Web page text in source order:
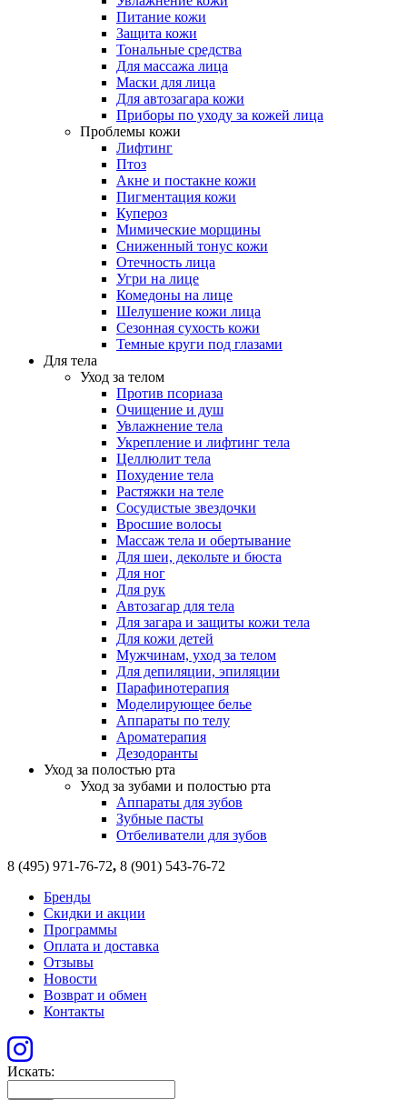
Питание кожи
Защита кожи
Тональные средства
Для массажа лица
Маски для лица
Для автозагара кожи
Приборы по уходу за кожей лица
Проблемы кожи
Лифтинг
Птоз
Акне и постакне кожи
Пигментация кожи
Купероз
Мимические морщины
Сниженный тонус кожи
Отечность лица
Угри на лице
Комедоны на лице
Шелушение кожи лица
Сезонная сухость кожи
Темные круги под глазами
Для тела
Уход за телом
Против псориаза
Очищение и душ
Увлажнение тела
Укрепление и лифтинг тела
Целлюлит тела
Похудение тела
Растяжки на теле
Сосудистые звездочки
Вросшие волосы
Массаж тела и обертывание
Для шеи, декольте и бюста
Для ног
Для рук
Автозагар для тела
Для загара и защиты кожи тела
Для кожи детей
Мужчинам, уход за телом
Для депиляции, эпиляции
Парафинотерапия
Моделирующее белье
Аппараты по телу
Ароматерапия
Дезодоранты
Уход за полостью рта
Уход за зубами и полостью рта
Аппараты для зубов
Зубные пасты
Отбеливатели для зубов
8 (495) 971-76-72, 8 (901) 543-76-72
Бренды
Скидки и акции
Программы
Оплата и доставка
Отзывы
Новости
Возврат и обмен
Контакты
Искать: